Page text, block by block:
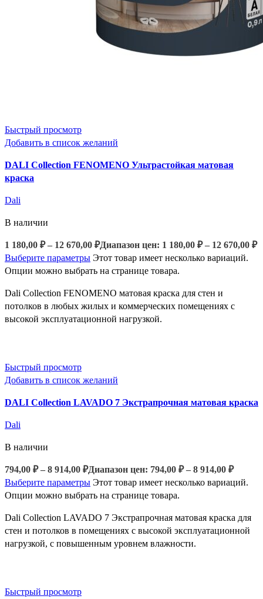
Быстрый просмотр
Добавить в список желаний
DALI Collection FENOMENO Ультрастойкая матовая
краска
Dali
В наличии
1 180,00 ₽ – 12 670,00 ₽Диапазон цен: 1 180,00 ₽ – 12 670,00 ₽
Выберите параметры Этот товар имеет несколько вариаций.
Опции можно выбрать на странице товара.
Dali Collection FENOMENO матовая краска для стен и
потолков в любых жилых и коммерческих помещениях с
высокой эксплуатационной нагрузкой.
Быстрый просмотр
Добавить в список желаний
DALI Collection LAVADO 7 Экстрапрочная матовая краска
Dali
В наличии
794,00 ₽ – 8 914,00 ₽Диапазон цен: 794,00 ₽ – 8 914,00 ₽
Выберите параметры Этот товар имеет несколько вариаций.
Опции можно выбрать на странице товара.
Dali Collection LAVADO 7 Экстрапрочная матовая краска для
стен и потолков в помещениях с высокой эксплуатационной
нагрузкой, с повышенным уровнем влажности.
Быстрый просмотр